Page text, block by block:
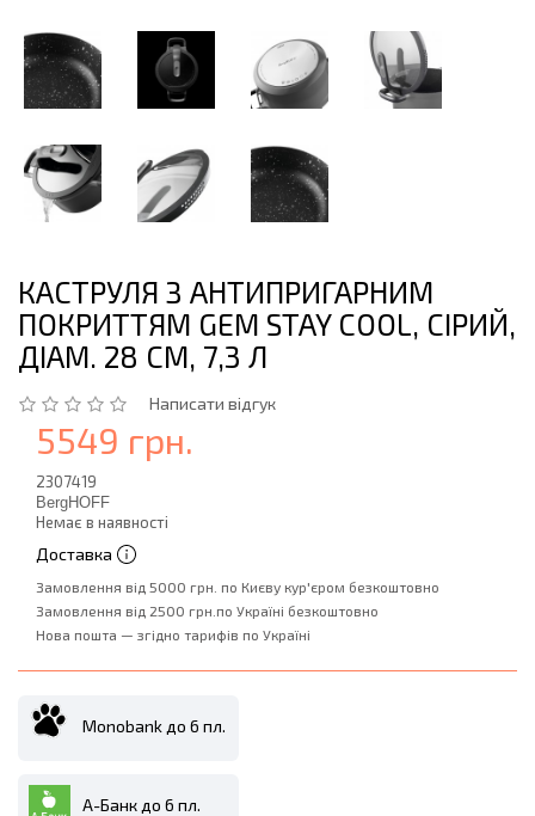
КАСТРУЛЯ З АНТИПРИГАРНИМ
ПОКРИТТЯМ GEM STAY COOL, СІРИЙ,
ДІАМ. 28 СМ, 7,3 Л
Написати відгук
5549 грн.
2307419
BergHOFF
Немає в наявності
Доставка
Замовлення від 5000 грн. по Києву кур'єром безкоштовно
Замовлення від 2500 грн.по Україні безкоштовно
Нова пошта — згідно тарифів по Україні
Monobank до 6 пл.
А-Банк до 6 пл.